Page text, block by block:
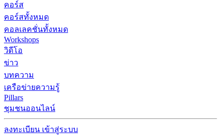
คอร์ส
คอร์สทั้งหมด
คอลเลคชั่นทั้งหมด
Workshops
วิดีโอ
ข่าว
บทความ
เครือข่ายความรู้
Pillars
ชุมชนออนไลน์
ลงทะเบียน เข้าสู่ระบบ